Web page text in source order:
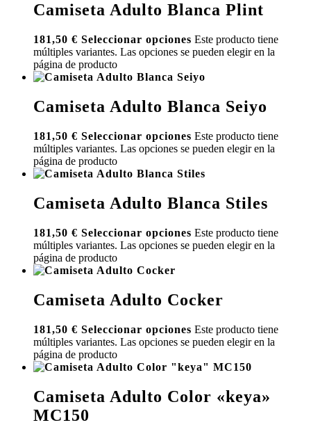
Camiseta Adulto Blanca Plint
181,50 € Seleccionar opciones Este producto tiene
múltiples variantes. Las opciones se pueden elegir en la
página de producto
Camiseta Adulto Blanca Seiyo
181,50 € Seleccionar opciones Este producto tiene
múltiples variantes. Las opciones se pueden elegir en la
página de producto
Camiseta Adulto Blanca Stiles
181,50 € Seleccionar opciones Este producto tiene
múltiples variantes. Las opciones se pueden elegir en la
página de producto
Camiseta Adulto Cocker
181,50 € Seleccionar opciones Este producto tiene
múltiples variantes. Las opciones se pueden elegir en la
página de producto
Camiseta Adulto Color «keya»
MC150